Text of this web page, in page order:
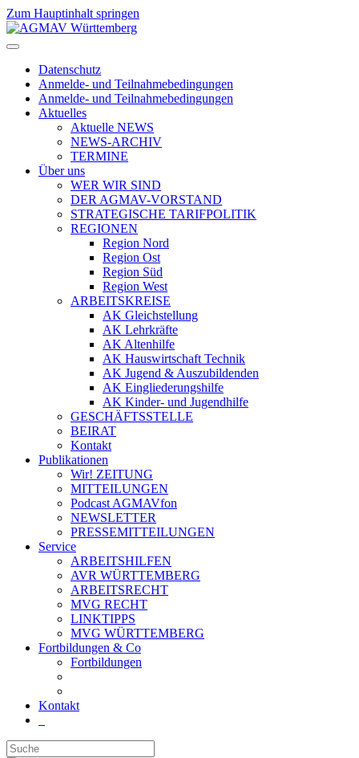
Zum Hauptinhalt springen
Datenschutz
Anmelde- und Teilnahmebedingungen
Anmelde- und Teilnahmebedingungen
Aktuelles
Aktuelle NEWS
NEWS-ARCHIV
TERMINE
Über uns
WER WIR SIND
DER AGMAV-VORSTAND
STRATEGISCHE TARIFPOLITIK
REGIONEN
Region Nord
Region Ost
Region Süd
Region West
ARBEITSKREISE
AK Gleichstellung
AK Lehrkräfte
AK Altenhilfe
AK Hauswirtschaft Technik
AK Jugend & Auszubildenden
AK Eingliederungshilfe
AK Kinder- und Jugendhilfe
GESCHÄFTSSTELLE
BEIRAT
Kontakt
Publikationen
Wir! ZEITUNG
MITTEILUNGEN
Podcast AGMAVfon
NEWSLETTER
PRESSEMITTEILUNGEN
Service
ARBEITSHILFEN
AVR WÜRTTEMBERG
ARBEITSRECHT
MVG RECHT
LINKTIPPS
MVG WÜRTTEMBERG
Fortbildungen & Co
Fortbildungen
Kontakt